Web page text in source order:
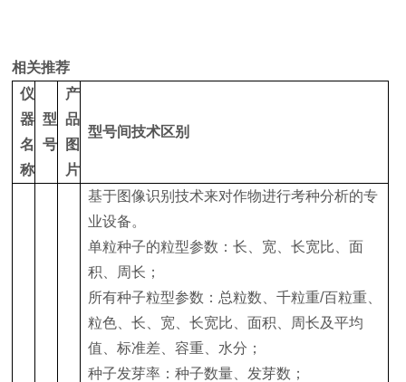
相关推荐
仪
器
名
称
型
号
产
品
图
片
型号间技术区别
基于图像识别技术来对作物进行考种分析的专
业设备。
单粒种子的粒型参数：长、宽、长宽比、面
积、周长；
所有种子粒型参数：总粒数、千粒重/百粒重、
粒色、长、宽、长宽比、面积、周长及平均
值、标准差、容重、水分；
种子发芽率：种子数量、发芽数；